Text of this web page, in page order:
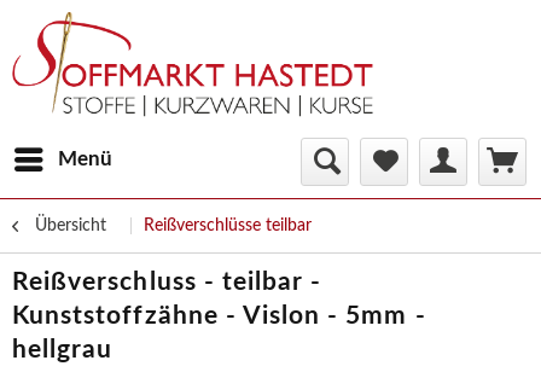
Menü
Übersicht Reißverschlüsse teilbar
Reißverschluss - teilbar -
Kunststoffzähne - Vislon - 5mm -
hellgrau